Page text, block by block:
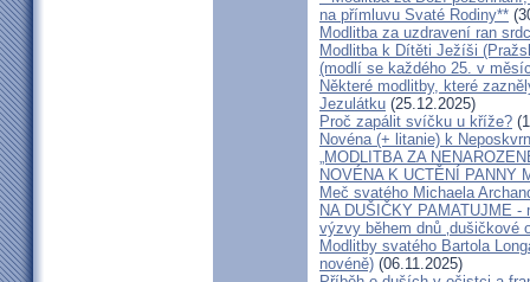
na přímluvu Svaté Rodiny**
Modlitba za uzdravení ran
Modlitba k Dítěti Ježíši
(modlí se každého 25. v
Některé modlitby, které
Jezulátku (25.12.2025)
Proč zapálit svíčku u kříže?
Novéna (+ litanie) k
„MODLITBA ZA
NOVÉNA K UCTĚNÍ PANNY
Meč svatého Michaela
NA DUŠIČKY PAMATUJME
výzvy během dnů ‚dušičkové
Modlitby svatého Bartola
novéně) (06.11.2025)